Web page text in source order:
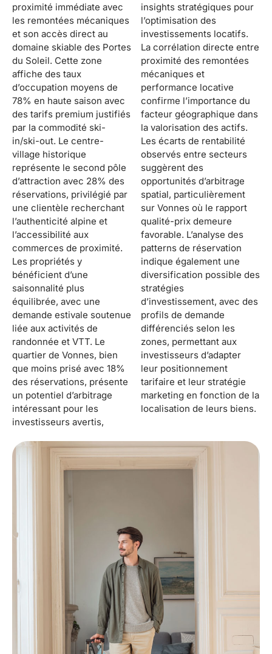
proximité immédiate avec
les remontées mécaniques
et son accès direct au
domaine skiable des Portes
du Soleil. Cette zone
affiche des taux
d’occupation moyens de
78% en haute saison avec
des tarifs premium justifiés
par la commodité ski-
in/ski-out. Le centre-
village historique
représente le second pôle
d’attraction avec 28% des
réservations, privilégié par
une clientèle recherchant
l’authenticité alpine et
l’accessibilité aux
commerces de proximité.
Les propriétés y
bénéficient d’une
saisonnalité plus
équilibrée, avec une
demande estivale soutenue
liée aux activités de
randonnée et VTT. Le
quartier de Vonnes, bien
que moins prisé avec 18%
des réservations, présente
un potentiel d’arbitrage
intéressant pour les
investisseurs avertis,
insights stratégiques pour
l’optimisation des
investissements locatifs.
La corrélation directe entre
proximité des remontées
mécaniques et
performance locative
confirme l’importance du
facteur géographique dans
la valorisation des actifs.
Les écarts de rentabilité
observés entre secteurs
suggèrent des
opportunités d’arbitrage
spatial, particulièrement
sur Vonnes où le rapport
qualité-prix demeure
favorable. L’analyse des
patterns de réservation
indique également une
diversification possible des
stratégies
d’investissement, avec des
profils de demande
différenciés selon les
zones, permettant aux
investisseurs d’adapter
leur positionnement
tarifaire et leur stratégie
marketing en fonction de la
localisation de leurs biens.